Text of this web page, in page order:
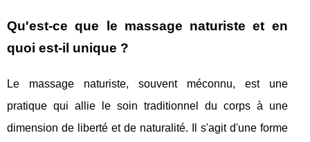
Qu'est-ce que le massage naturiste et en
quoi est-il unique ?
Le massage naturiste, souvent méconnu, est une
pratique qui allie le soin traditionnel du corps à une
dimension de liberté et de naturalité. Il s'agit d'une forme